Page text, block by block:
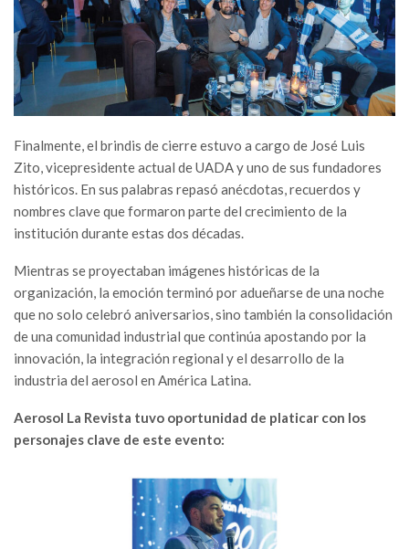
Finalmente, el brindis de cierre estuvo a cargo de José Luis
Zito, vicepresidente actual de UADA y uno de sus fundadores
históricos. En sus palabras repasó anécdotas, recuerdos y
nombres clave que formaron parte del crecimiento de la
institución durante estas dos décadas.
Mientras se proyectaban imágenes históricas de la
organización, la emoción terminó por adueñarse de una noche
que no solo celebró aniversarios, sino también la consolidación
de una comunidad industrial que continúa apostando por la
innovación, la integración regional y el desarrollo de la
industria del aerosol en América Latina.
Aerosol La Revista tuvo oportunidad de platicar con los
personajes clave de este evento: